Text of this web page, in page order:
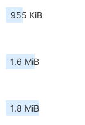
955 KiB
1.6 MiB
1.8 MiB